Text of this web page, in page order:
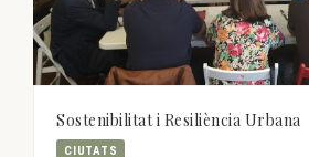
Sostenibilitat i Resiliència Urbana
CIUTATS